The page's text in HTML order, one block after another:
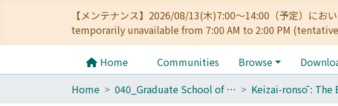
【メンテナンス】2026/08/13(木)7:00～14:00（予定）に
temporarily unavailable from 7:00 AM to 2:00 PM
Home Communities Browse
Home
040_Graduate School of Economics